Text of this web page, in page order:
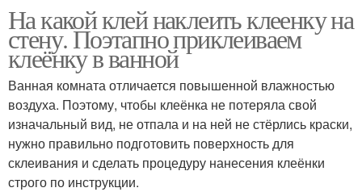
На какой клей наклеить клеенку на
стену. Поэтапно приклеиваем
клеёнку в ванной
Ванная комната отличается повышенной влажностью
воздуха. Поэтому, чтобы клеёнка не потеряла свой
изначальный вид, не отпала и на ней не стёрлись краски,
нужно правильно подготовить поверхность для
склеивания и сделать процедуру нанесения клеёнки
строго по инструкции.